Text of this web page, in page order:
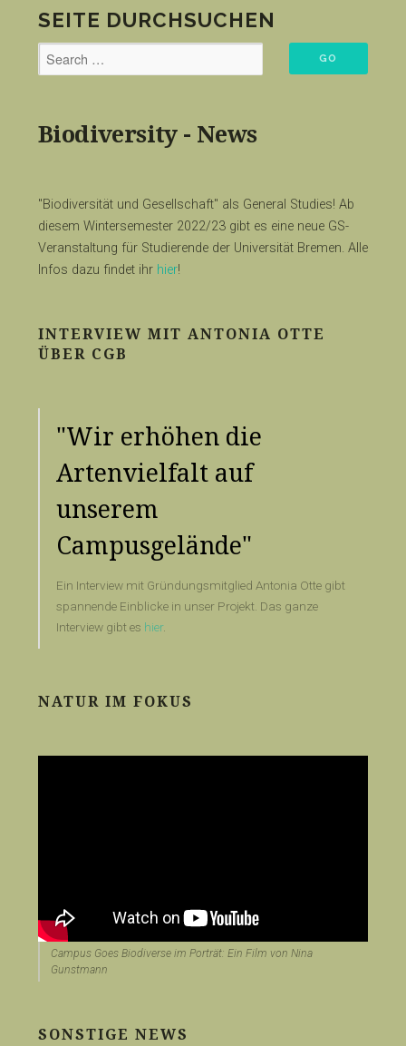
SEITE DURCHSUCHEN
Biodiversity - News
"Biodiversität und Gesellschaft" als General Studies! Ab
diesem Wintersemester 2022/23 gibt es eine neue GS-
Veranstaltung für Studierende der Universität Bremen. Alle
Infos dazu findet ihrhier!
INTERVIEW MIT ANTONIA OTTE
ÜBER CGB
"Wir erhöhen die
Artenvielfalt auf
unserem
Campusgelände"
Ein Interview mit Gründungsmitglied Antonia Otte gibt
spannende Einblicke in unser Projekt. Das ganze
Interview gibt es hier.
NATUR IM FOKUS
Campus Goes Biodiverse im Porträt: Ein Film von Nina
Gunstmann
SONSTIGE NEWS